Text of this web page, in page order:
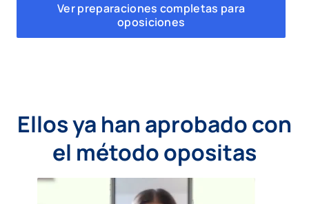
Ver preparaciones completas para
oposiciones
Ellos ya han aprobado con
el método opositas